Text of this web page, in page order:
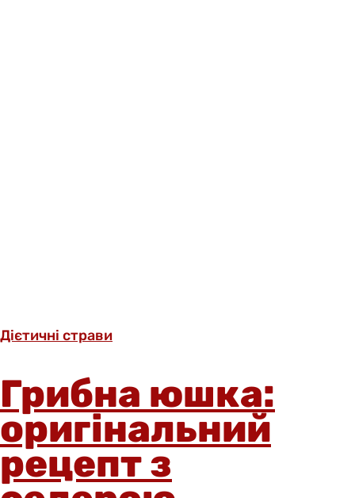
Дієтичні страви
Грибна юшка:
оригінальний
рецепт з